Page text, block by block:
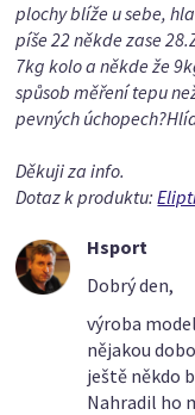
plochy blíže u sebe,
píše 22 někde zase
7kg kolo a někde že
spůsob měření tepu
pevných
Děkuji za info.
Dotaz k produktu:
Hsport
Dobrý den,
výroba
nějakou
ještě někdo
Nahradil ho